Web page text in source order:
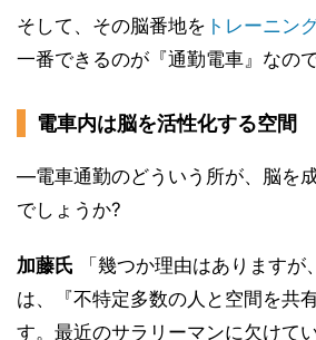
そして、その脳番地を トレーニン
一番できるのが『通勤電車』なので
電車内は脳を活性化する空間
―電車通勤のどういう所が、脳を
でしょうか?
加藤氏 「幾つか理由はありますが
は、『不特定多数の人と空間を共
す。最近のサラリーマンに欠けて